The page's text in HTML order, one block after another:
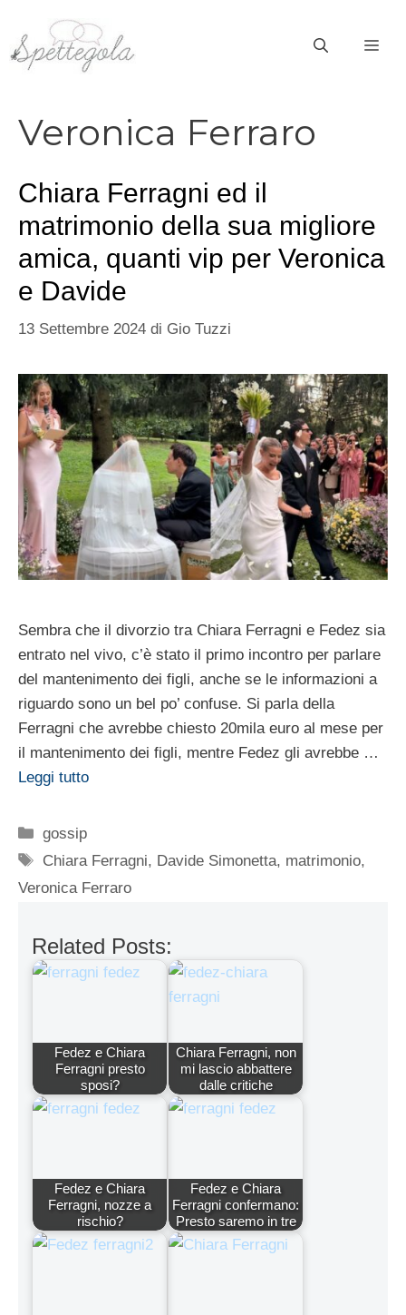
contenuto
Veronica Ferraro
Chiara Ferragni ed il
matrimonio della sua migliore
amica, quanti vip per Veronica
e Davide
13 Settembre 2024 di Gio Tuzzi
Sembra che il divorzio tra Chiara Ferragni e Fedez sia
entrato nel vivo, c’è stato il primo incontro per parlare
del mantenimento dei figli, anche se le informazioni a
riguardo sono un bel po’ confuse. Si parla della
Ferragni che avrebbe chiesto 20mila euro al mese per
il mantenimento dei figli, mentre Fedez gli avrebbe …
Leggi tutto
Categorie
gossip
Tag
Chiara Ferragni, Davide Simonetta, matrimonio,
Veronica Ferraro
Related Posts:
Fedez e Chiara
Ferragni presto
sposi?
Chiara Ferragni, non
mi lascio abbattere
dalle critiche
Fedez e Chiara
Ferragni, nozze a
rischio?
Fedez e Chiara
Ferragni confermano:
Presto saremo in tre